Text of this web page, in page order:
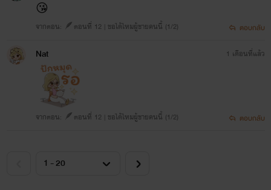
😘
จากตอน: 🪶ตอนที่ 12 | ขอได้ไหมผู้ชายคนนี้ (1/2) ตอบกลับ
Nat
จากตอน: 🪶ตอนที่ 12 | ขอได้ไหมผู้ชายคนนี้ (1/2)
1 เดือนที่แล้ว
ตอบกลับ